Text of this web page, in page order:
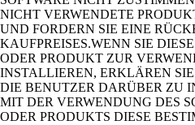
NICHT VERWENDETE
UND FORDERN SIE EINE
KAUFPREISES.WENN SIE
ODER PRODUKT ZUR
INSTALLIEREN, ERKLÄREN
DIE BENUTZER DARÜBER ZU
MIT DER VERWENDUNG DES
ODER PRODUKTS DIESE